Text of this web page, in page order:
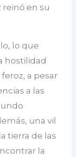
en su
lo que
hostilidad
a pesar
a las
una vil
tierra de las
la